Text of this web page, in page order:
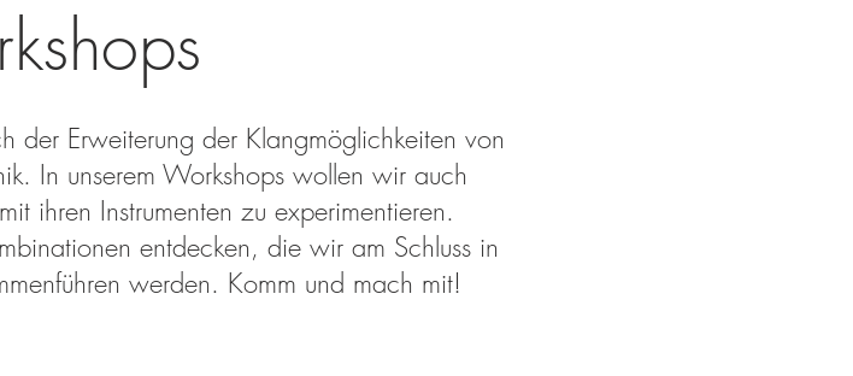
der Erweiterung der Klangmöglichkeiten von
In unserem Workshops wollen wir auch
ihren Instrumenten zu experimentieren.
entdecken, die wir am Schluss in
werden. Komm und mach mit!